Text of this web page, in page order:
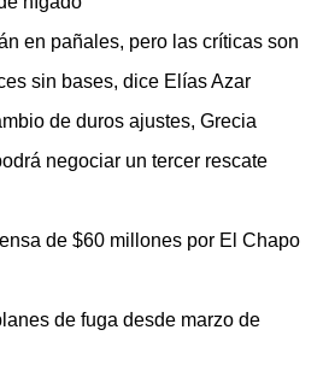
en pañales, pero las críticas son
sin bases, dice Elías Azar
de duros ajustes, Grecia
negociar un tercer rescate
de $60 millones por El Chapo
de fuga desde marzo de